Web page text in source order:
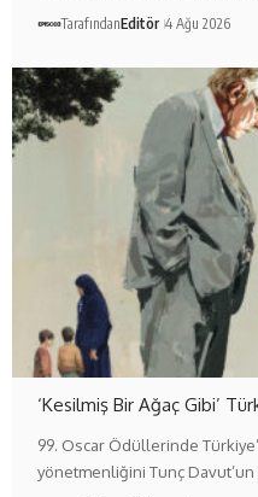
TarafındanEditör 4 Ağu 2026
‘Kesilmiş Bir Ağaç Gibi’
99. Oscar Ödüllerinde
yönetmenliğini Tunç Davut’un